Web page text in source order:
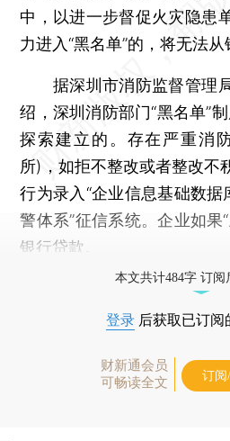
中，以进一步督促火灾隐患
力进入“黑名单”的，将无法从
据深圳市消防监督管理
绍，深圳消防部门“黑名单”
探索建立的。存在严重消
所)，如拒不整改或者整改不
行为录入“企业信息基础数据
警体系”征信系统。企业如果
银行贷款。
本文共计484字 订阅
登录 后获取已订阅
财新通会员
可畅读全文
订阅